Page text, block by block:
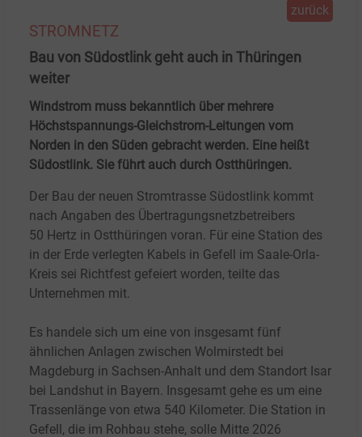
zurück
STROMNETZ
Bau von Südostlink geht auch in Thüringen
weiter
Windstrom muss bekanntlich über mehrere
Höchstspannungs-Gleichstrom-Leitungen vom
Norden in den Süden gebracht werden. Eine heißt
Südostlink. Sie führt auch durch Ostthüringen.
Der Bau der neuen Stromtrasse Südostlink kommt
nach Angaben des Übertragungsnetzbetreibers
50 Hertz in Ostthüringen voran. Für eine Station des
in der Erde verlegten Kabels in Gefell im Saale-Orla-
Kreis sei Richtfest gefeiert worden, teilte das
Unternehmen mit.
Es handele sich um eine von insgesamt fünf
ähnlichen Anlagen zwischen Wolmirstedt bei
Magdeburg in Sachsen-Anhalt und dem Standort Isar
bei Landshut in Bayern. Insgesamt gehe es um eine
Trassenlänge von etwa 540 Kilometer. Die Station in
Gefell, die im Rohbau stehe, solle Mitte 2026